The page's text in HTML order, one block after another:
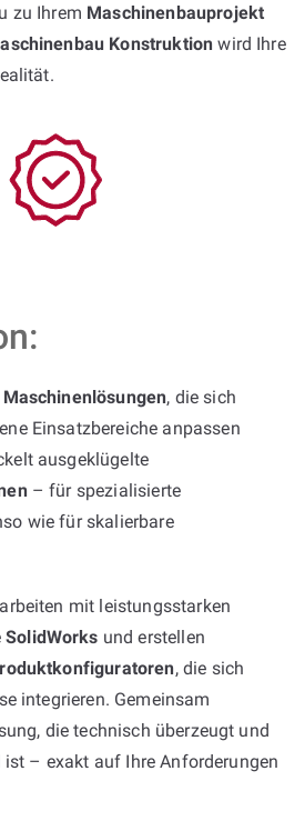
zu Ihrem Maschinenbauprojekt
Konstruktion wird Ihre
Maschinenlösungen, die sich
Einsatzbereiche anpassen
ausgeklügelte
– für spezialisierte
wie für skalierbare
mit leistungsstarken
SolidWorks und erstellen
, die sich
integrieren. Gemeinsam
die technisch überzeugt und
– exakt auf Ihre Anforderungen